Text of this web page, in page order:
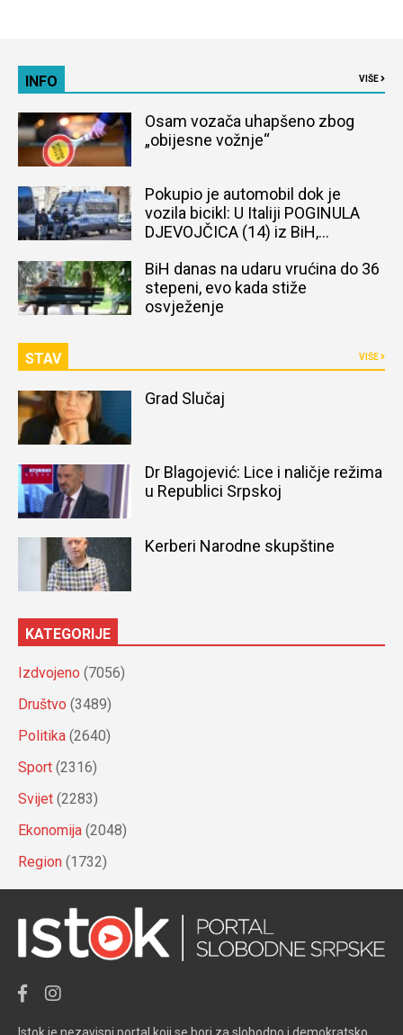
INFO VIŠE
Osam vozača uhapšeno zbog
„obijesne vožnje“
Pokupio je automobil dok je
vozila bicikl: U Italiji POGINULA
DJEVOJČICA (14) iz BiH,
BiH danas na udaru vrućina do 36
stepeni, evo kada stiže
osvježenje
STAV VIŠE
Grad Slučaj
Dr Blagojević: Lice i naličje režima
u Republici Srpskoj
Kerberi Narodne skupštine
KATEGORIJE
Izdvojeno (7056)
Društvo (3489)
Politika (2640)
Sport (2316)
Svijet (2283)
Ekonomija (2048)
Region (1732)